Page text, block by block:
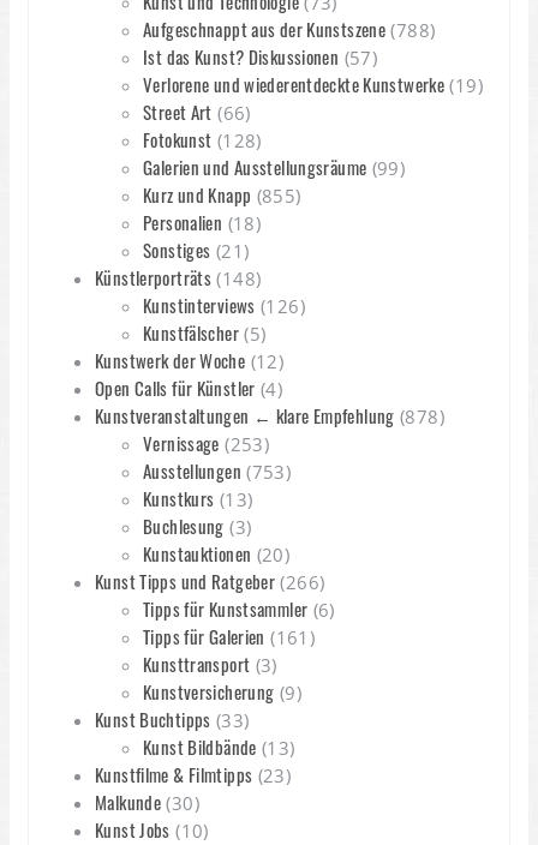
Aufgeschnappt aus der Kunstszene (788)
Ist das Kunst? Diskussionen (57)
Verlorene und wiederentdeckte Kunstwerke (19)
Street Art (66)
Fotokunst (128)
Galerien und Ausstellungsräume (99)
Kurz und Knapp (855)
Personalien (18)
Sonstiges (21)
Künstlerporträts (148)
Kunstinterviews (126)
Kunstfälscher(5)
Kunstwerk der Woche (12)
Open Calls für Künstler (4)
Kunstveranstaltungen ← klare Empfehlung (878)
Vernissage (253)
Ausstellungen (753)
Kunstkurs (13)
Buchlesung (3)
Kunstauktionen (20)
Kunst Tipps und Ratgeber (266)
Tipps für Kunstsammler (6)
Tipps für Galerien (161)
Kunsttransport (3)
Kunstversicherung (9)
Kunst Buchtipps (33)
Kunst Bildbände (13)
Kunstfilme & Filmtipps (23)
Malkunde (30)
Kunst Jobs (10)